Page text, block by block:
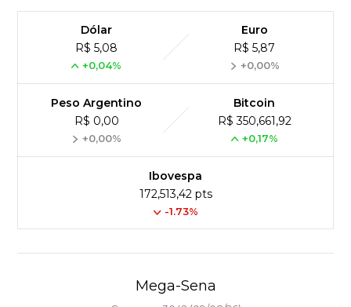
Dólar
R$ 5,08
+0,04%
Euro
R$ 5,87
+0,00%
Peso Argentino
R$ 0,00
+0,00%
Bitcoin
R$ 350,661,92
+0,17%
Ibovespa
172,513,42 pts
-1.73%
Mega-Sena